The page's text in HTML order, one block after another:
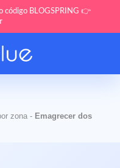
código BLOGSPRING 👉
zona - Emagrecer dos